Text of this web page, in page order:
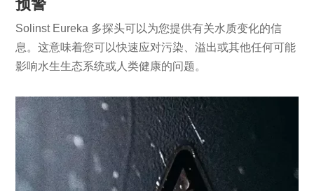
预警
Solinst Eureka 多探头可以为您提供有关水质变化的信
息。这意味着您可以快速应对污染、溢出或其他任何可能
影响水生生态系统或人类健康的问题。